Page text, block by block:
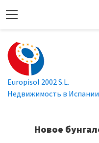
Europisol 2002 S.L.
Недвижимость в Испании
Новое